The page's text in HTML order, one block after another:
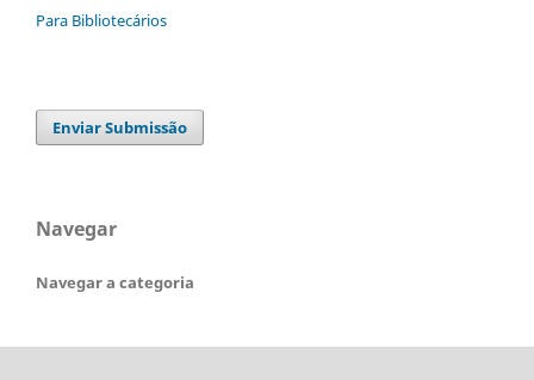
Para Bibliotecários
Enviar Submissão
Navegar
Navegar a categoria